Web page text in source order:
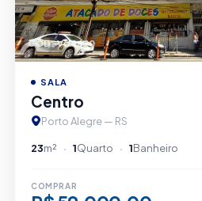
CÓD. V04620
SALA
Centro
Porto Alegre — RS
23m² 1Quarto 1Banheiro
COMPRAR